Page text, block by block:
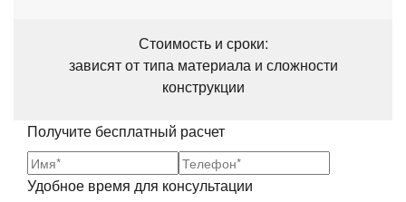
Стоимость и сроки:
зависят от типа материала и сложности
конструкции
Получите бесплатный расчет
Удобное время для консультации